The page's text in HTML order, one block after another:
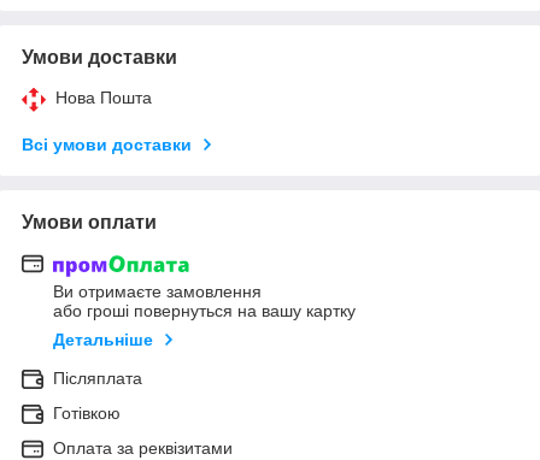
Умови доставки
Нова Пошта
Всі умови доставки
Умови оплати
Ви отримаєте замовлення
або гроші повернуться на вашу картку
Детальніше
Післяплата
Готівкою
Оплата за реквізитами